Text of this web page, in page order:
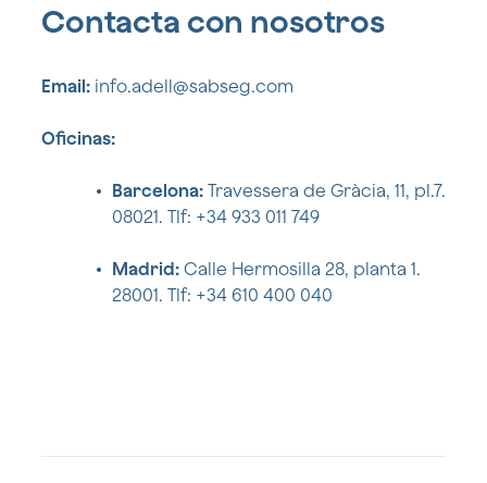
Contacta con nosotros
Email: info.adell@sabseg.com
Oficinas:
Barcelona: Travessera de Gràcia, 11, pl.7.
08021. Tlf: +34 933 011 749
Madrid: Calle Hermosilla 28, planta 1.
28001. Tlf: +34 610 400 040